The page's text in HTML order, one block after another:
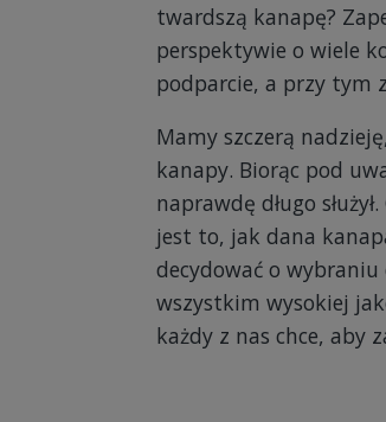
twardszą kanapę?
perspektywie o wiele
podparcie, a przy tym
Mamy szczerą
kanapy. Biorąc pod
naprawdę długo
jest to, jak dana
decydować o
wszystkim wysokiej
każdy z nas chce, aby